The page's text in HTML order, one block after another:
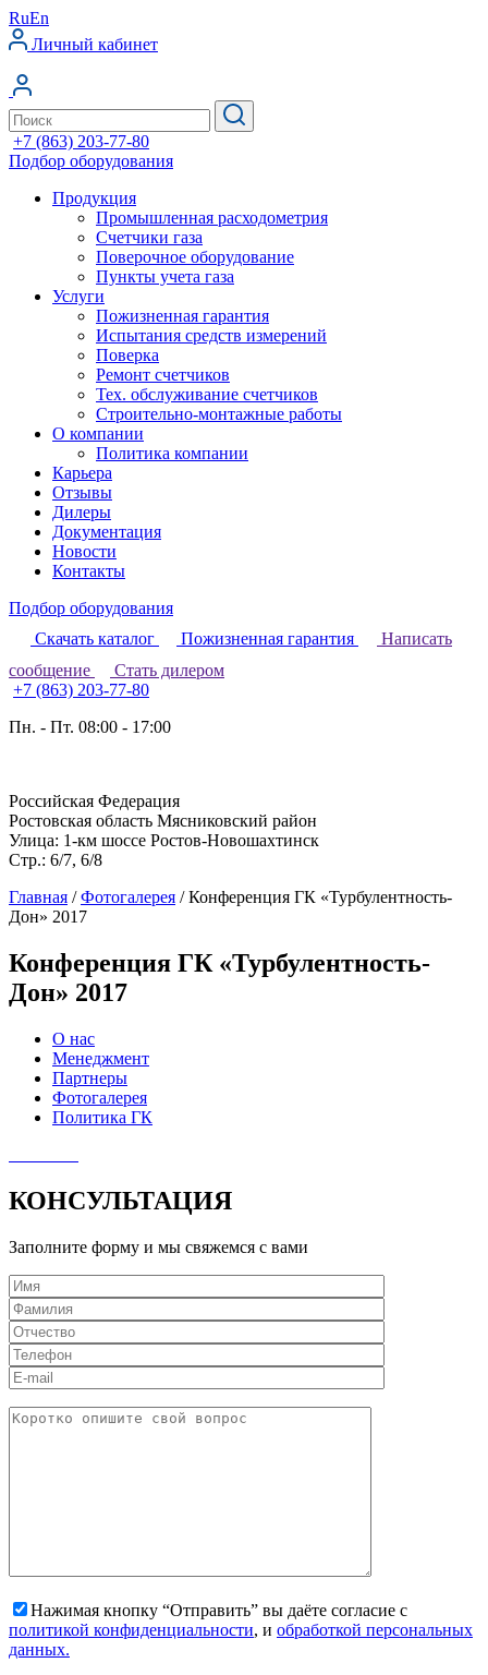
RuEn
Личный кабинет
+7 (863) 203-77-80
Подбор оборудования
Продукция
Промышленная расходометрия
Счетчики газа
Поверочное оборудование
Пункты учета газа
Услуги
Пожизненная гарантия
Испытания средств измерений
Поверка
Ремонт счетчиков
Тех. обслуживание счетчиков
Строительно-монтажные работы
О компании
Политика компании
Карьера
Отзывы
Дилеры
Документация
Новости
Контакты
Подбор оборудования
Скачать каталог
Пожизненная гарантия
Написать
сообщение
Стать дилером
+7 (863) 203-77-80
Пн. - Пт. 08:00 - 17:00
Российская Федерация
Ростовская область Мясниковский район
Улица: 1-км шоссе Ростов-Новошахтинск
Стр.: 6/7, 6/8
Главная /Фотогалерея /Конференция ГК «Турбулентность-
Дон» 2017
Конференция ГК «Турбулентность-
Дон» 2017
О нас
Менеджмент
Партнеры
Фотогалерея
Политика ГК
КОНСУЛЬТАЦИЯ
Заполните форму и мы свяжемся с вами
Нажимая кнопку “Отправить” вы даёте согласие с
политикой конфиденциальности, и обработкой персональных
данных.